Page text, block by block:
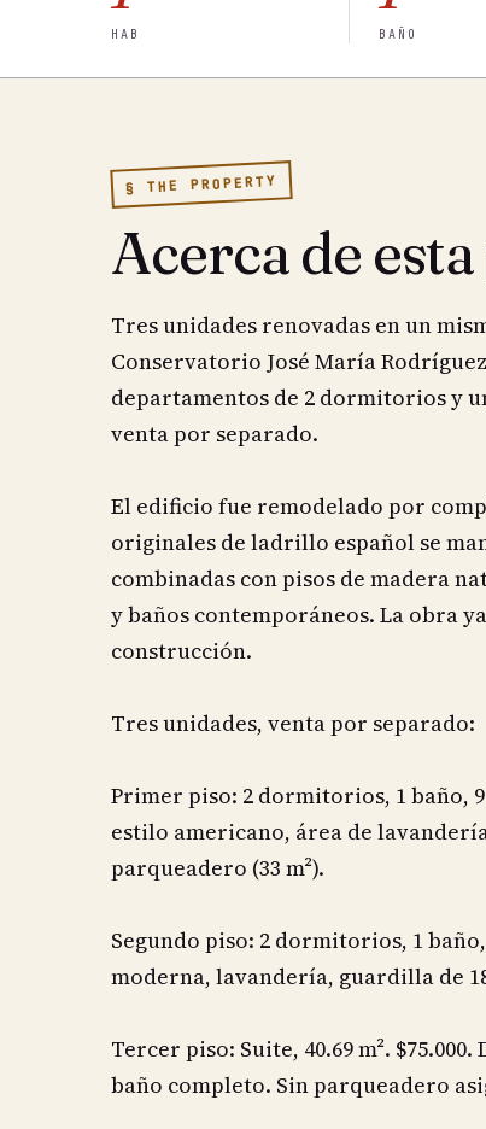
HAB BAÑO
§ THE PROPERTY
Acerca de
Tres unidades renovadas en un
Conservatorio José María
departamentos de 2 dormitorios y
venta por separado.
El edificio fue remodelado por
originales de ladrillo español se
combinadas con pisos de madera
y baños contemporáneos. La obra
construcción.
Tres unidades, venta por separado:
Primer piso: 2 dormitorios, 1 baño,
estilo americano, área de
parqueadero (33 m²).
Segundo piso: 2 dormitorios, 1 baño,
moderna, lavandería, guardilla de
Tercer piso: Suite, 40.69 m².
baño completo. Sin parqueadero